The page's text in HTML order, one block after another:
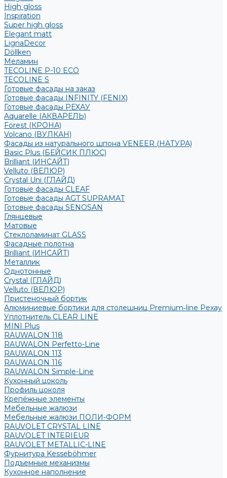
High gloss
Inspiration
Super high gloss
Elegant matt
LignaDecor
Döllken
Меламин
TECOLINE P-10 ECO
TECOLINE S
Готовые фасады на заказ
Готовые фасады INFINITY (FENIX)
Готовые фасады РЕХАУ
Aquarelle (АКВАРЕЛЬ)
Forest (КРОНА)
Volcano (ВУЛКАН)
Фасады из натурального шпона VENEER (НАТУРА)
Basic Plus (БЕЙСИК ПЛЮС)
Brilliant (ИНСАЙТ)
Velluto (ВЕЛЮР)
Crystal Uni (ГЛАЙД)
Готовые фасады CLEAF
Готовые фасады AGT SUPRAMAT
Готовые фасады SENOSAN
Глянцевые
Матовые
Стеклоламинат GLASS
Фасадные полотна
Brilliant (ИНСАЙТ)
Металлик
Однотонные
Crystal (ГЛАЙД)
Velluto (ВЕЛЮР)
Пристеночный бортик
Алюминиевые бортики для столешниц Premium‑line Рехау
Уплотнитель CLEAR LINE
MINI Plus
RAUWALON 118
RAUWALON Perfetto-Line
RAUWALON 113
RAUWALON 116
RAUWALON Simple-Line
Кухонный цоколь
Профиль цоколя
Крепёжные элементы
Мебельные жалюзи
Мебельные жалюзи ПОЛИ-ФОРМ
RAUVOLET CRYSTAL LINE
RAUVOLET INTERIEUR
RAUVOLET METALLIC-LINE
Фурнитура Kesseböhmer
Подъемные механизмы
Кухонное наполнение